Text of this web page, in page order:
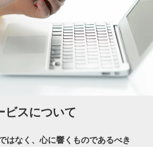
ビスについて
はなく、心に響くものであるべき